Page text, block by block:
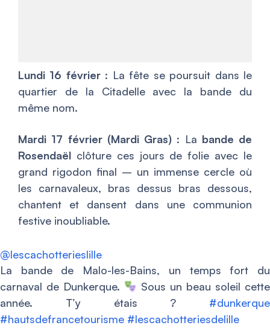
Lundi 16 février: La fête se poursuit dans le
quartier de la Citadelle avec la bande du
même nom.
Mardi 17 février (Mardi Gras) : La bande de
Rosendaël clôture ces jours de folie avec le
grand rigodon final – un immense cercle où
les carnavaleux, bras dessus bras dessous,
chantent et dansent dans une communion
festive inoubliable.
@lescachotterieslille
La bande de Malo-les-Bains, un temps fort du
carnaval de Dunkerque.
Sous un beau soleil cette
année. T’y étais ? #dunkerque
#hautsdefrancetourisme #lescachotteriesdelille